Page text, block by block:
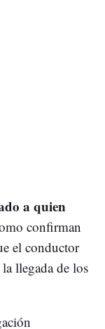
a quien
confirman
el conductor
llegada de los